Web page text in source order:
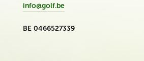
info@golf.be
BE 0466527339